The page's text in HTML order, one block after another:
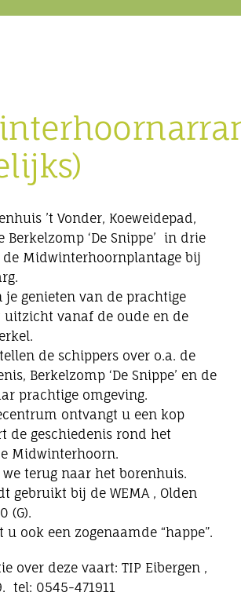
’t Vonder, Koeweidepad,
Berkelzomp ‘De Snippe’ in drie
Midwinterhoornplantage bij
je genieten van de prachtige
vanaf de oude en de
de schippers over o.a. de
Berkelzomp ‘De Snippe’ en de
prachtige omgeving.
ontvangt u een kop
de geschiedenis rond het
Midwinterhoorn.
terug naar het borenhuis.
gebruikt bij de WEMA , Olden
(G).
ook een zogenaamde “happe”.
over deze vaart: TIP Eibergen ,
tel: 0545-471911